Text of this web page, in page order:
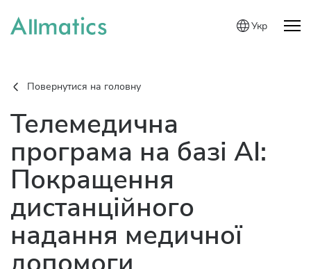
Укр
Повернутися на головну
Телемедична
програма на базі AI:
Покращення
дистанційного
надання медичної